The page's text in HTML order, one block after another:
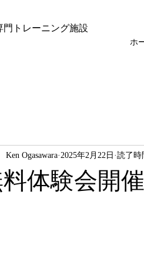
ホ
門トレーニング施設
体験会開
Ken Ogasawara 2025年2月22日 読了時